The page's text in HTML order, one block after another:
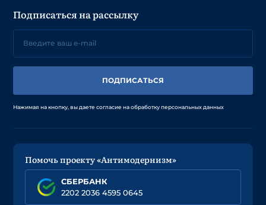
Подписаться на рассылку
ПОДПИСАТЬСЯ
Нажимая на кнопку, вы даете согласие на обработку персональных данных
Помочь проекту «Антимодернизм»
СБЕРБАНК
2202 2036 4595 0645